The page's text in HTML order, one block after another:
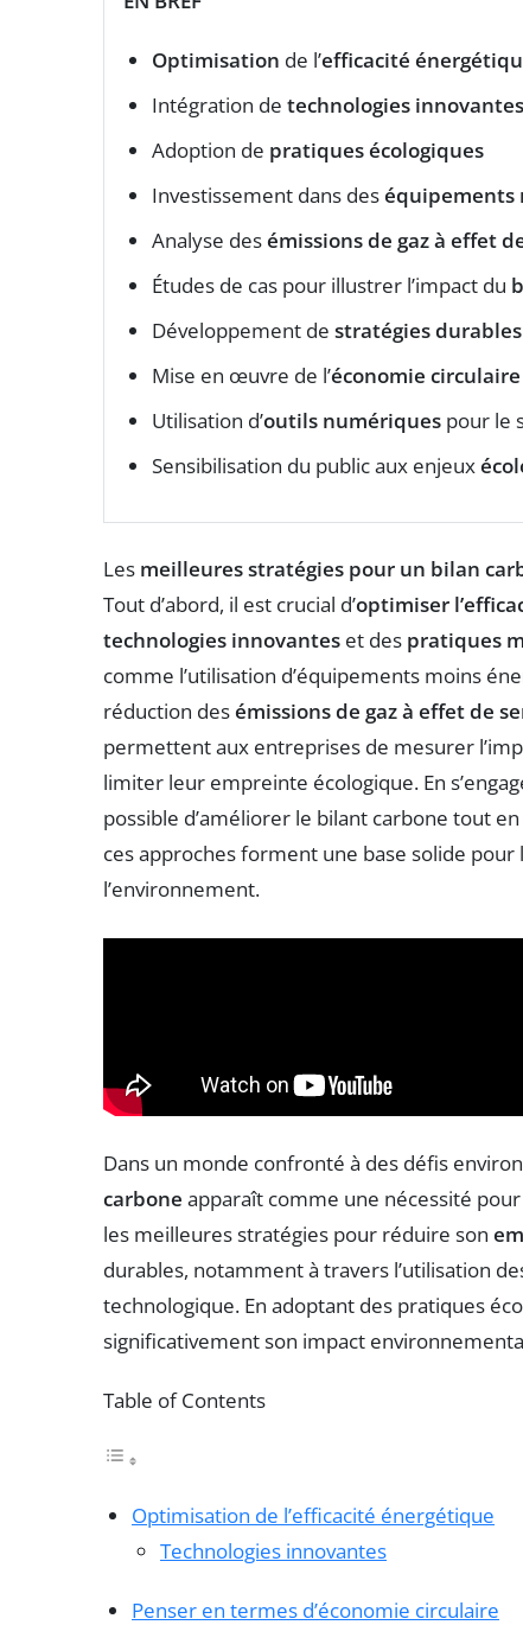
Optimisation de l’efficacité
Intégration de technologies innovantes
Adoption de pratiques écologiques
Investissement dans deséquipements
Analyse desémissions de gaz à effet
Études de cas pour illustrer l’impact du
Développement de stratégies durables
Mise en œuvre de l’économie circulaire
Utilisation d’outils numériques pour le
Sensibilisation du public aux enjeux
Les meilleures stratégies pour un bilan
Tout d’abord, il est crucial d’optimiser
technologies innovantes et des pratiques
comme l’utilisation d’équipements moins
réduction desémissions de gaz à effet de
permettent aux entreprises de mesurer
limiter leur empreinte écologique. En
possible d’améliorer le bilant carbone tout
ces approches forment une base solide
l’environnement.
Dans un monde confronté à des défis
carbone apparaît comme une nécessité
les meilleures stratégies pour réduire son
durables, notamment à travers l’utilisation
technologique. En adoptant des pratiques
significativement son impact
Table of Contents
Optimisation de l’efficacité énergétique
Technologies innovantes
Penser en termes d’économie circulaire